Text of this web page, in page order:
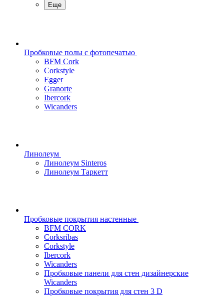
Еще
Пробковые полы с фотопечатью
BFM Cork
Corkstyle
Egger
Granorte
Ibercork
Wicanders
Линолеум
Линолеум Sinteros
Линолеум Таркетт
Пробковые покрытия настенные
BFM CORK
Corksribas
Corkstyle
Ibercork
Wicanders
Пробковые панели для стен дизайнерские
Wicanders
Пробковые покрытия для стен 3 D